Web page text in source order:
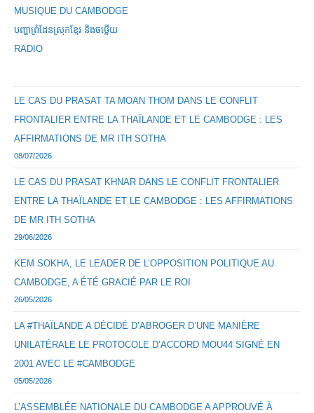
MUSIQUE DU CAMBODGE
បញ្ហាព្រំដែនស្រុកខ្មែរ និងចឞ្លើយ
RADIO
LE CAS DU PRASAT TA MOAN THOM DANS LE CONFLIT
FRONTALIER ENTRE LA THAÏLANDE ET LE CAMBODGE : LES
AFFIRMATIONS DE MR ITH SOTHA
08/07/2026
LE CAS DU PRASAT KHNAR DANS LE CONFLIT FRONTALIER
ENTRE LA THAÏLANDE ET LE CAMBODGE : LES AFFIRMATIONS
DE MR ITH SOTHA
29/06/2026
KEM SOKHA, LE LEADER DE L’OPPOSITION POLITIQUE AU
CAMBODGE, A ÉTÉ GRACIÉ PAR LE ROI
26/05/2026
LA #THAÏLANDE A DÉCIDÉ D’ABROGER D’UNE MANIÈRE
UNILATÉRALE LE PROTOCOLE D’ACCORD MOU44 SIGNÉ EN
2001 AVEC LE #CAMBODGE
05/05/2026
L’ASSEMBLÉE NATIONALE DU CAMBODGE A APPROUVÉ À